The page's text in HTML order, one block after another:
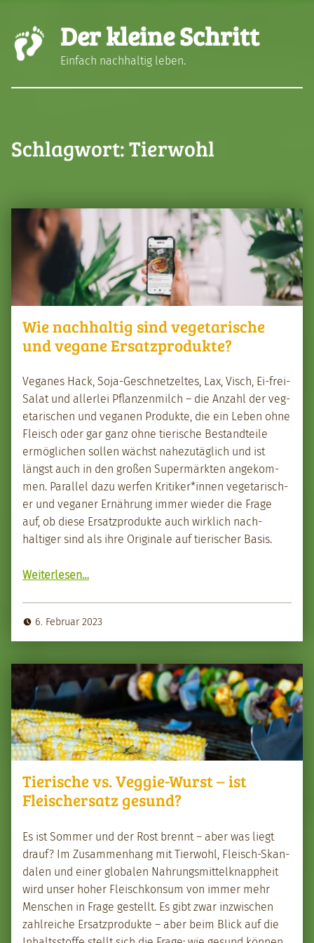
Der kleine Schritt
Einfach nachhaltig leben.
Schlagwort:Tierwohl
Wie nachhaltig sind vegetarische
und vegane Ersatzprodukte?
Veg­anes Hack, Soja-Geschnet­zeltes, Lax, Visch, Ei-frei-
Salat und aller­lei Pflanzen­milch – die Anzahl der veg­
e­tarischen und veg­a­nen Pro­duk­te, die ein Leben ohne
Fleisch oder gar ganz ohne tierische Bestandteile
ermöglichen sollen wächst nahezutäglich und ist
längst auch in den großen Super­märk­ten angekom­
men. Par­al­lel dazu wer­fen Kritiker*innen veg­e­tarisch­
er und veg­an­er Ernährung immer wieder die Frage
auf, ob diese Ersatzpro­duk­te auch wirk­lich nach­
haltiger sind als ihre Orig­i­nale auf tierisch­er Basis.
Weit­er­lesen“Wie nach­haltig sind veg­e­tarische und veg­ane Ersatzpro­duk­te?”
…
6. Februar 2023
Tierische vs. Veggie-Wurst – ist
Fleischersatz gesund?
Es ist Som­mer und der Rost bren­nt – aber was liegt
drauf? Im Zusam­men­hang mit Tier­wohl, Fleisch-Skan­
dalen und ein­er glob­alen Nahrungsmit­telk­nap­pheit
wird unser hoher Fleis­chkon­sum von immer mehr
Men­schen in Frage gestellt. Es gibt zwar inzwis­chen
zahlre­iche Ersatzpro­duk­te – aber beim Blick auf die